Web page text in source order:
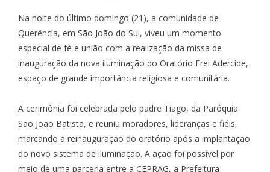
Na noite do último domingo (21), a comunidade de
Querência, em São João do Sul, viveu um momento
especial de fé e união com a realização da missa de
inauguração da nova iluminação do Oratório Frei Adercide,
espaço de grande importância religiosa e comunitária.
A cerimônia foi celebrada pelo padre Tiago, da Paróquia
São João Batista, e reuniu moradores, lideranças e fiéis,
marcando a reinauguração do oratório após a implantação
do novo sistema de iluminação. A ação foi possível por
meio de uma parceria entre a CEPRAG, a Prefeitura